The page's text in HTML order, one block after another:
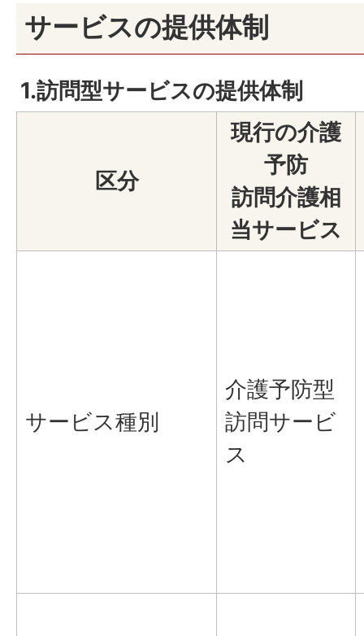
サービスの提供体制
1.訪問型サービスの提供体制
区分
現行の介護
予防
訪問介護相
当サービス
サービス種別
介護予防型
訪問サービ
ス